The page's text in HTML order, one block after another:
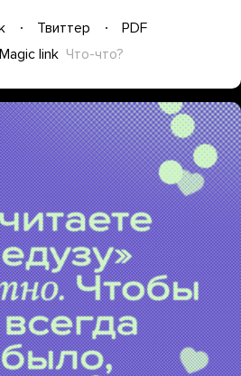
Твиттер
PDF
Magic link Что-что?